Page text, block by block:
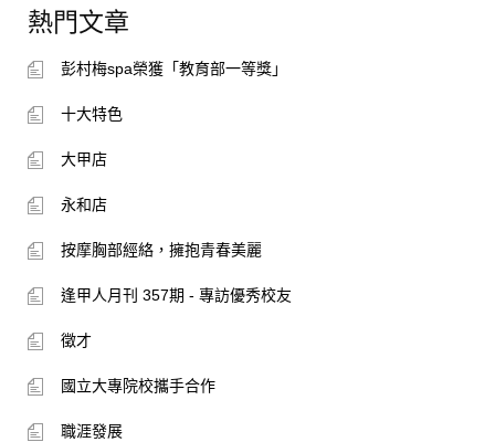
熱門文章
彭村梅spa榮獲「教育部一等獎」
十大特色
大甲店
永和店
按摩胸部經絡，擁抱青春美麗
逢甲人月刊 357期 - 專訪優秀校友
徵才
國立大專院校攜手合作
職涯發展